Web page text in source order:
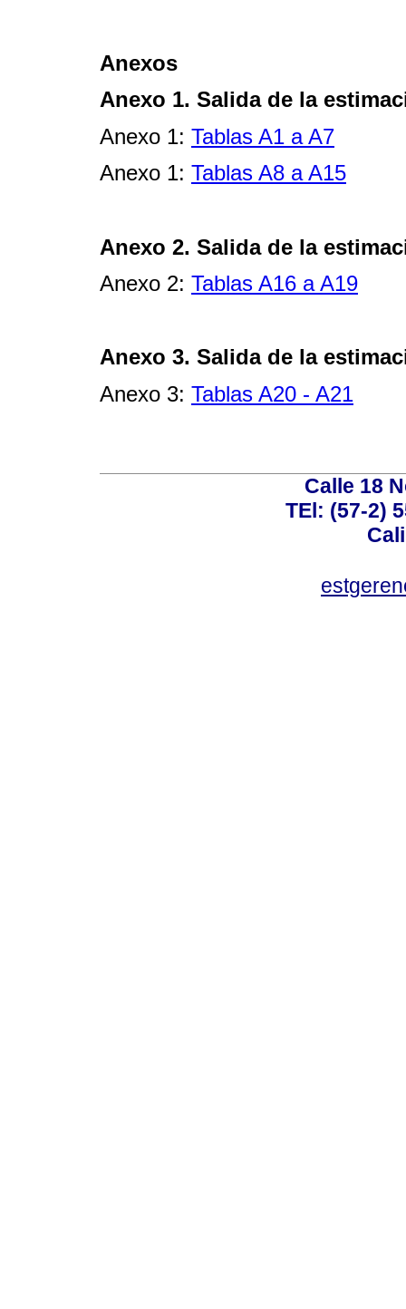
Anexos
Anexo 1. Salida de la
Anexo 1: Tablas A1 a A7
Anexo 1: Tablas A8 a A15
Anexo 2. Salida de la
Anexo 2: Tablas A16 a A19
Anexo 3. Salida de la
Anexo 3: Tablas A20 - A21
Calle 18
TEl: (57-2)